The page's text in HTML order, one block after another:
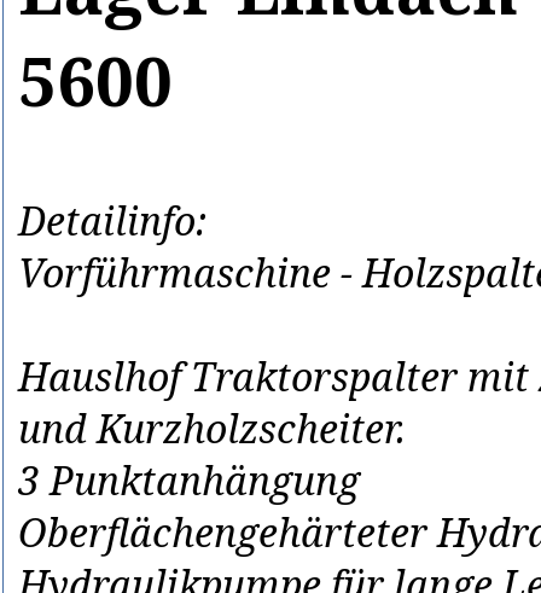
5600
Detailinfo:
Vorführmaschine -
Hauslhof Traktorspalter
und Kurzholzscheiter.
3 Punktanhängung
Oberflächengehärteter